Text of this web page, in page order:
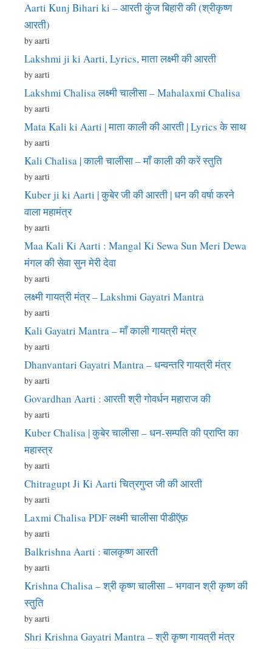
Aarti Kunj Bihari ki – आरती कुंज बिहारी की (श्रीकृष्ण
आरती)
by aarti
Lakshmi ji ki Aarti, Lyrics, माता लक्ष्मी की आरती
by aarti
Lakshmi Chalisa लक्ष्मी चालीसा – Mahalaxmi Chalisa
by aarti
Mata Kali ki Aarti | माता काली की आरती | Lyrics के साथ
by aarti
Kali Chalisa | काली चालीसा – माँ काली की करें स्तुति
by aarti
Kuber ji ki Aarti | कुबेर जी की आरती | धन की वर्षा करने
वाला महामंत्र
by aarti
Maa Kali Ki Aarti : Mangal Ki Sewa Sun Meri Dewa
मंगल की सेवा सुन मेरी देवा
by aarti
लक्ष्मी गायत्री मंत्र – Lakshmi Gayatri Mantra
by aarti
Kali Gayatri Mantra – माँ काली गायत्री मंत्र
by aarti
Dhanvantari Gayatri Mantra – धन्वन्तरि गायत्री मंत्र
by aarti
Govardhan Aarti : आरती श्री गोवर्धन महाराज की
by aarti
Kuber Chalisa | कुबेर चालीसा – धन-सम्पति की प्राप्ति का
महास्त्र
by aarti
Chitragupt Ji Ki Aarti चित्रगुप्त जी की आरती
by aarti
Laxmi Chalisa PDF लक्ष्मी चालीसा पीडीऍफ़
by aarti
Balkrishna Aarti : बालकृष्ण आरती
by aarti
Krishna Chalisa – श्री कृष्ण चालीसा – भगवान श्री कृष्ण की
स्तुति
by aarti
Shri Krishna Gayatri Mantra – श्री कृष्ण गायत्री मंत्र